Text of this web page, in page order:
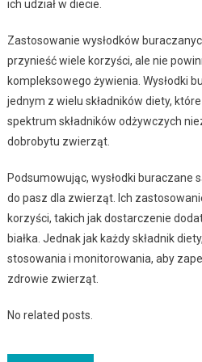
ich udział w diecie.
Zastosowanie wysłodków
przynieść wiele korzyści, ale nie
kompleksowego żywienia. Wysłodki
jednym z wielu składników diety,
spektrum składników odżywczych
dobrobytu zwierząt.
Podsumowując, wysłodki buraczane
do pasz dla zwierząt. Ich
korzyści, takich jak dostarczenie
białka. Jednak jak każdy składnik
stosowania i monitorowania, aby
zdrowie zwierząt.
No related posts.